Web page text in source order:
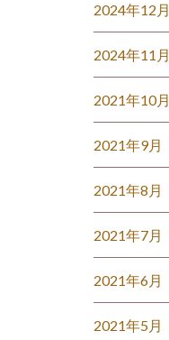
2024年12月
2024年11月
2021年10月
2021年9月
2021年8月
2021年7月
2021年6月
2021年5月